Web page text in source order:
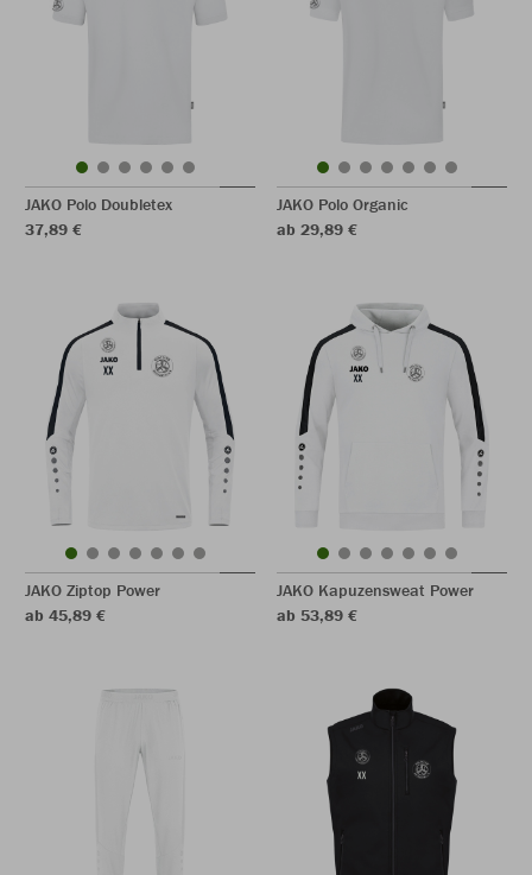
JAKO Polo Doubletex
37,89 €
JAKO Polo Organic
ab 29,89 €
JAKO Ziptop Power
ab 45,89 €
JAKO Kapuzensweat Power
ab 53,89 €